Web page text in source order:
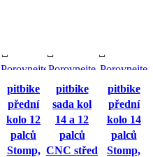
Porovnejte
Rychlý
pohled
Přidat do
seznamu
přání
pitbike
přední
kolo 12
palců
Stomp,
Porovnejte
Rychlý
pohled
Přidat do
seznamu
přání
pitbike
sada kol
14 a 12
palců
CNC střed
Porovnejte
Rychlý
pohled
Přidat do
seznamu
přání
pitbike
přední
kolo 14
palců
Stomp,